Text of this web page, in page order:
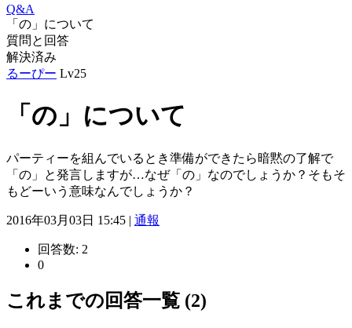
Q&A
「の」について
質問と回答
解決済み
るーぴー Lv25
「の」について
パーティーを組んでいるとき準備ができたら暗黙の了解で
「の」と発言しますが…なぜ「の」なのでしょうか？そもそ
もどーいう意味なんでしょうか？
2016年03月03日 15:45 | 通報
回答数: 2
0
これまでの回答一覧 (2)